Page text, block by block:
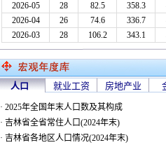
2026-05
28 82.5 358.3
2026-04
26 74.6 336.7
2026-03
28 106.2 343.1
人口 就业工资 房地产业
· 2025年全国年末人口数及其构成
· 吉林省全省常住人口(2024年末)
· 吉林省各地区人口情况(2024年末)